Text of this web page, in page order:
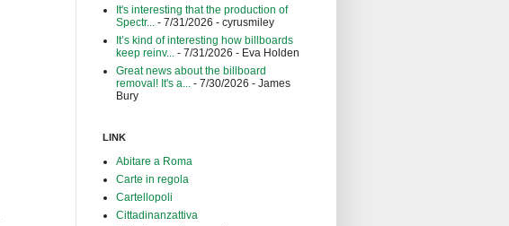
It's interesting that the production of
Spectr... - 7/31/2026 - cyrusmiley
It’s kind of interesting how billboards
keep reinv... - 7/31/2026 - Eva Holden
Great news about the billboard
removal! It's a... - 7/30/2026 - James
Bury
LINK
Abitare a Roma
Carte in regola
Cartellopoli
Cittadinanzattiva